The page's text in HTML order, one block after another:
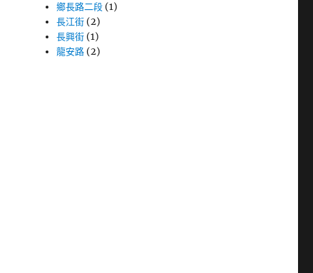
鄉長路二段 (1)
長江街 (2)
長興街 (1)
龍安路 (2)